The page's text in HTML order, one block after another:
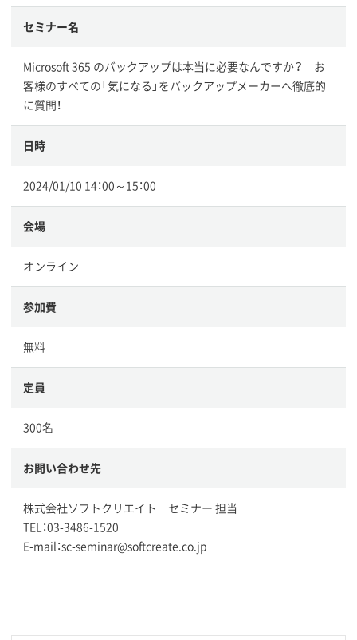
セミナー名
Microsoft 365 のバックアップは本当に必要なんですか？ お
客様のすべての「気になる」をバックアップメーカーへ徹底的
に質問！
日時
2024/01/10 14：00～15：00
会場
オンライン
参加費
無料
定員
300名
お問い合わせ先
株式会社ソフトクリエイト セミナー 担当
TEL：03-3486-1520
E-mail：sc-seminar@softcreate.co.jp